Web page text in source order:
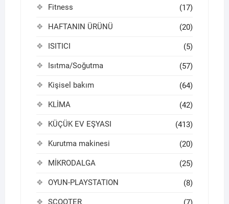
Fitness (17)
HAFTANIN ÜRÜNÜ (20)
ISITICI (5)
Isıtma/Soğutma (57)
Kişisel bakım (64)
KLİMA (42)
KÜÇÜK EV EŞYASI (413)
Kurutma makinesi (20)
MİKRODALGA (25)
OYUN-PLAYSTATION (8)
SCOOTER